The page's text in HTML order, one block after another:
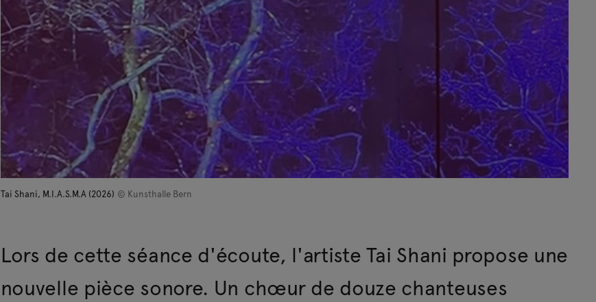
Tai Shani, M.I.A.S.M.A (2026) © Kunsthalle Bern
Lors de cette séance d'écoute, l'artiste Tai Shani propose une
nouvelle pièce sonore. Un chœur de douze chanteuses